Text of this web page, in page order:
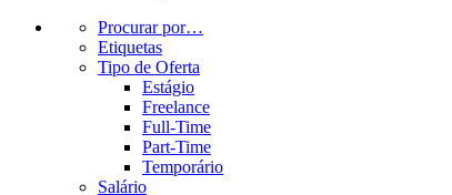
Procurar por…
Etiquetas
Tipo de Oferta
Estágio
Freelance
Full-Time
Part-Time
Temporário
Salário